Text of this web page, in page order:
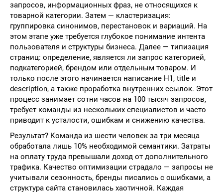
запросов, информационных фраз, не относящихся к
товарной категории. Затем — кластеризация:
группировка синонимов, перестановок и вариаций. На
этом этапе уже требуется глубокое понимание интента
пользователя и структуры бизнеса. Далее — типизация
страниц: определение, является ли запрос категорией,
подкатегорией, брендом или отдельным товаром. И
только после этого начинается написание H1, title и
description, а также проработка внутренних ссылок. Этот
процесс занимает сотни часов на 100 тысяч запросов,
требует команды из нескольких специалистов и часто
приводит к усталости, ошибкам и снижению качества.
Результат? Команда из шести человек за три месяца
обработала лишь 10% необходимой семантики. Затраты
на оплату труда превышали доход от дополнительного
трафика. Качество оптимизации страдало — запросы не
учитывали сезонность, бренды писались с ошибками, а
структура сайта становилась хаотичной. Каждая